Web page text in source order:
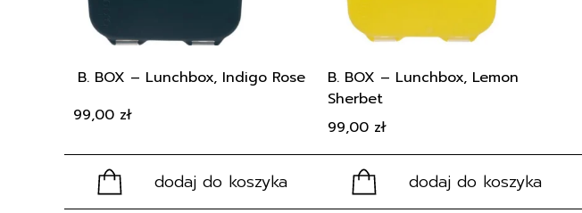
B. BOX – Lunchbox, Indigo Rose
99,00 zł
dodaj do koszyka
B. BOX – Lunchbox, Lemon
Sherbet
99,00 zł
dodaj do koszyka